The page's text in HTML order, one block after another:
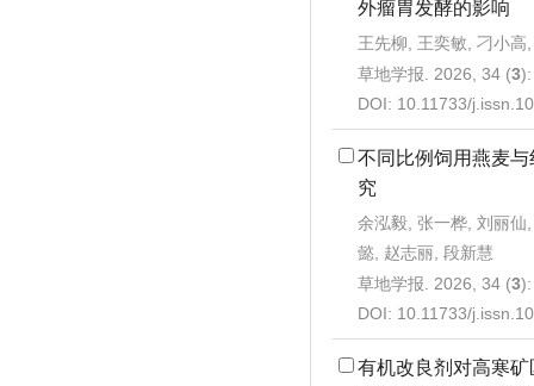
外瘤胃发酵的影响
王先柳, 王奕敏, 刁小高
草地学报. 2026, 34 (3
DOI: 10.11733/
不同比例饲用燕麦
究
余泓毅, 张一桦, 刘丽仙
懿, 赵志丽, 段新慧
草地学报. 2026, 34 (3
DOI: 10.11733/
有机改良剂对高寒